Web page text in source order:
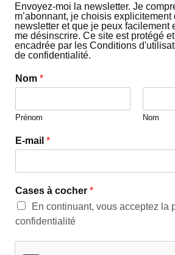
Envoyez-moi la newsletter. Je
m’abonnant, je choisis explicitement
newsletter et que je peux facilement
me désinscrire. Ce site est protégé
encadrée par les Conditions
de confidentialité.
Nom *
Prénom Nom
E-mail *
Cases à cocher *
En continuant, vous acceptez la
confidentialité